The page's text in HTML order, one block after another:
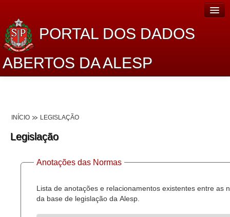
PORTAL DOS DADOS
ABERTOS DA ALESP
Dados Abertos Alesp
Lei de Acesso à Informação
Dados Governamentais Abertos
Planejamento
INÍCIO LEGISLAÇÃO
Legislação
Anotações das Normas
Lista de anotações e relacionamentos existentes entre as
da base de legislação da Alesp.